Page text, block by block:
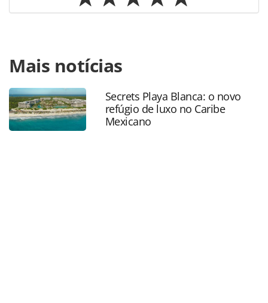
https://www.panrotas.com.br/mercado/operadoras/2020/
cluster-operadores-se-reunem-para-apoiar-
amazonastur_170734.html ou as ferramentas oferecidas
na página. Todo o conteúdo produzido pela PANROTAS
Editora é protegido pela legislação brasileira sobre direito
autoral. Não reproduza o conteúdo sem autorização da
Mais notícias
Secrets Playa Blanca: o novo
refúgio de luxo no Caribe
Mexicano